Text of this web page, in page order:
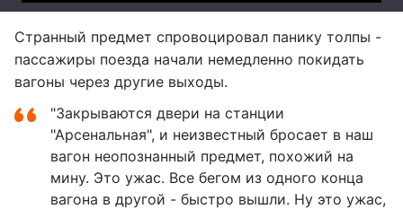
Странный предмет спровоцировал панику толпы -
пассажиры поезда начали немедленно покидать
вагоны через другие выходы.
"Закрываются двери на станции
"Арсенальная", и неизвестный бросает в наш
вагон неопознанный предмет, похожий на
мину. Это ужас. Все бегом из одного конца
вагона в другой - быстро вышли. Ну это ужас,